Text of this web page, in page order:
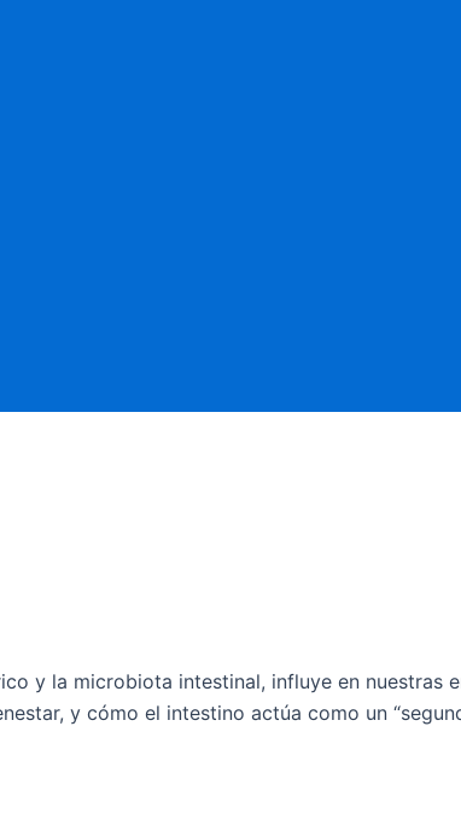
y la microbiota intestinal, influye en nuestras
y cómo el intestino actúa como un